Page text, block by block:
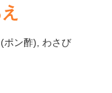
ポン酢), わさび